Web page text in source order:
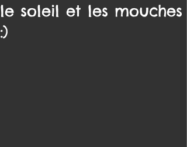
le soleil et les mouches
:)